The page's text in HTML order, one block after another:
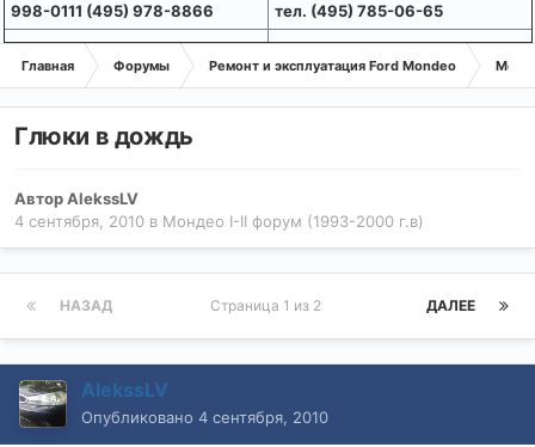
998-0111 (495) 978-8866
тел. (495) 785-06-65
Главная Форумы Ремонт и эксплуатация Ford Mondeo
Глюки в дождь
АвторAlekssLV
4 сентября, 2010 в Мондео I-II форум (1993-2000 г.в)
НАЗАД ДАЛЕЕ
Страница 1 из 2
AlekssLV
Опубликовано 4 сентября, 2010